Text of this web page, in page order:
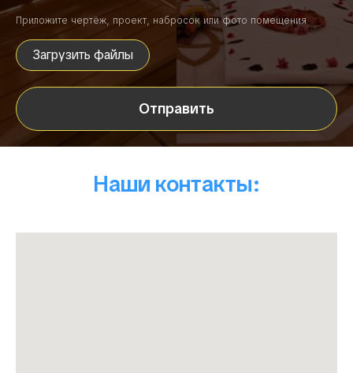
Приложите чертёж, проект, набросок или фото помещения
Загрузить файлы
Отправить
Наши контакты: